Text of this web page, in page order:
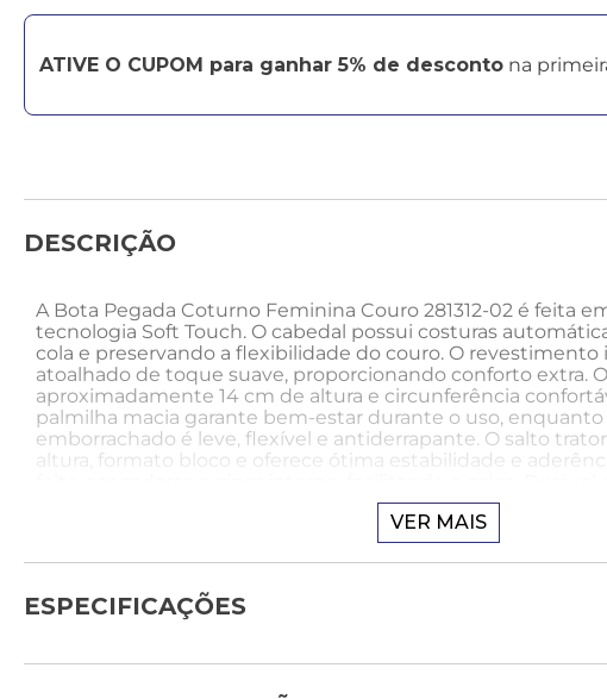
ATIVE O CUPOM para ganhar 5% de desconto na
DESCRIÇÃO
A Bota Pegada Coturno Feminina Couro 281312-02 é feita
tecnologia Soft Touch. O cabedal possui costuras
cola e preservando a flexibilidade do couro. O
atoalhado de toque suave, proporcionando conforto extra.
aproximadamente 14 cm de altura e circunferência
palmilha macia garante bem-estar durante o uso, enquanto
emborrachado é leve, flexível e antiderrapante. O salto
altura, formato bloco e oferece ótima estabilidade e
une conforto e design moderno para o seu dia a dia.
garantindo conforto e flexibilidade ao calçado. Cada detalhe
preservar a suavidade e a qualidade do material durante o
Como usar:
VER MAIS
ESPECIFICAÇÕES